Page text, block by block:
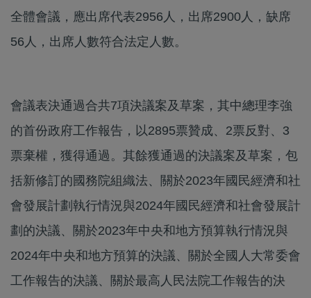
全體會議，應出席代表2956人，出席2900人，缺席
56人，出席人數符合法定人數。
會議表決通過合共7項決議案及草案，其中總理李強
的首份政府工作報告，以2895票贊成、2票反對、3
票棄權，獲得通過。其餘獲通過的決議案及草案，包
括新修訂的國務院組織法、關於2023年國民經濟和社
會發展計劃執行情況與2024年國民經濟和社會發展計
劃的決議、關於2023年中央和地方預算執行情況與
2024年中央和地方預算的決議、關於全國人大常委會
工作報告的決議、關於最高人民法院工作報告的決